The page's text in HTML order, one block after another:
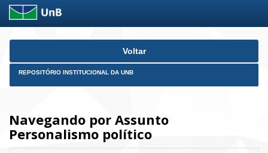
Skip
Voltar
REPOSITÓRIO INSTITUCIONAL DA UNB
Navegando por Assunto
Personalismo político